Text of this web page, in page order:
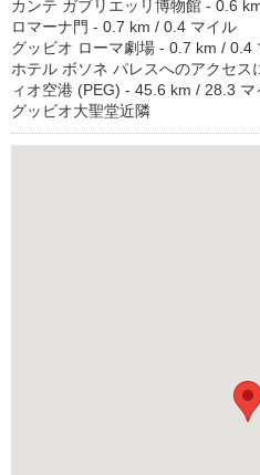
カンテ ガブリエッリ博物館 - 0.6
ロマーナ門 - 0.7 km / 0.4 マイル
グッビオ ローマ劇場 - 0.7 km / 0.4
ホテル ボソネ パレスへのアクセ
ィオ空港 (PEG) - 45.6 km / 28.3 マ
グッビオ大聖堂近隣